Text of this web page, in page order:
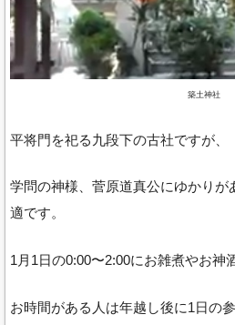
築土神社
平将門を祀る九段下の古社ですが、
学問の神様、菅原道真公にゆかりが
適です。
1月1日の0:00〜2:00にお雑煮やお神
お時間がある人は年越し後に1日の